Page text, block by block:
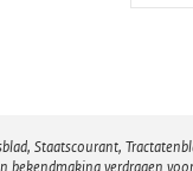
Staatscourant,
bekendmaking verdragen